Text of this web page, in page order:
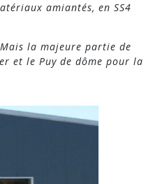
amiantés, en SS4
la majeure partie de
et le Puy de dôme pour la